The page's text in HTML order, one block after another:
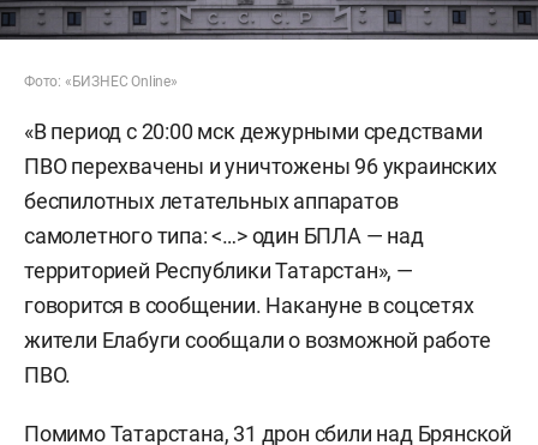
Фото: «БИЗНЕС Online»
«В период с 20:00 мск дежурными средствами
ПВО перехвачены и уничтожены 96 украинских
беспилотных летательных аппаратов
самолетного типа: <…> один БПЛА — над
территорией Республики Татарстан», —
говорится в сообщении. Накануне в соцсетях
жители Елабуги сообщали о возможной работе
ПВО.
Помимо Татарстана, 31 дрон сбили над Брянской